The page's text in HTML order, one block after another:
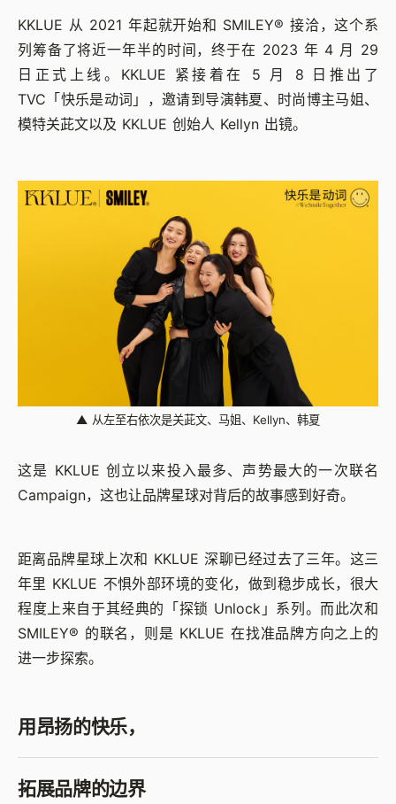
KKLUE 从 2021 年起就开始和 SMILEY® 接洽，这个系
列筹备了将近一年半的时间，终于在 2023 年 4 月 29
日正式上线。KKLUE 紧接着在 5 月 8 日推出了
TVC「快乐是动词」，邀请到导演韩夏、时尚博主马姐、
模特关茈文以及 KKLUE 创始人 Kellyn 出镜。
▲ 从左至右依次是关茈文、马姐、Kellyn、韩夏
这是 KKLUE 创立以来投入最多、声势最大的一次联名
Campaign，这也让品牌星球对背后的故事感到好奇。
距离品牌星球上次和 KKLUE 深聊已经过去了三年。这三
年里 KKLUE 不惧外部环境的变化，做到稳步成长，很大
程度上来自于其经典的「探锁 Unlock」系列。而此次和
SMILEY® 的联名，则是 KKLUE 在找准品牌方向之上的
进一步探索。
用昂扬的快乐，
拓展品牌的边界